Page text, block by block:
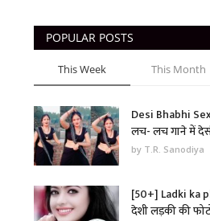
POPULAR POSTS
This Week This Month
Desi Bhabhi
लच- लच गाने में
by T.R. Sanodiya
[50+] Ladki ka
देशी लड़की की